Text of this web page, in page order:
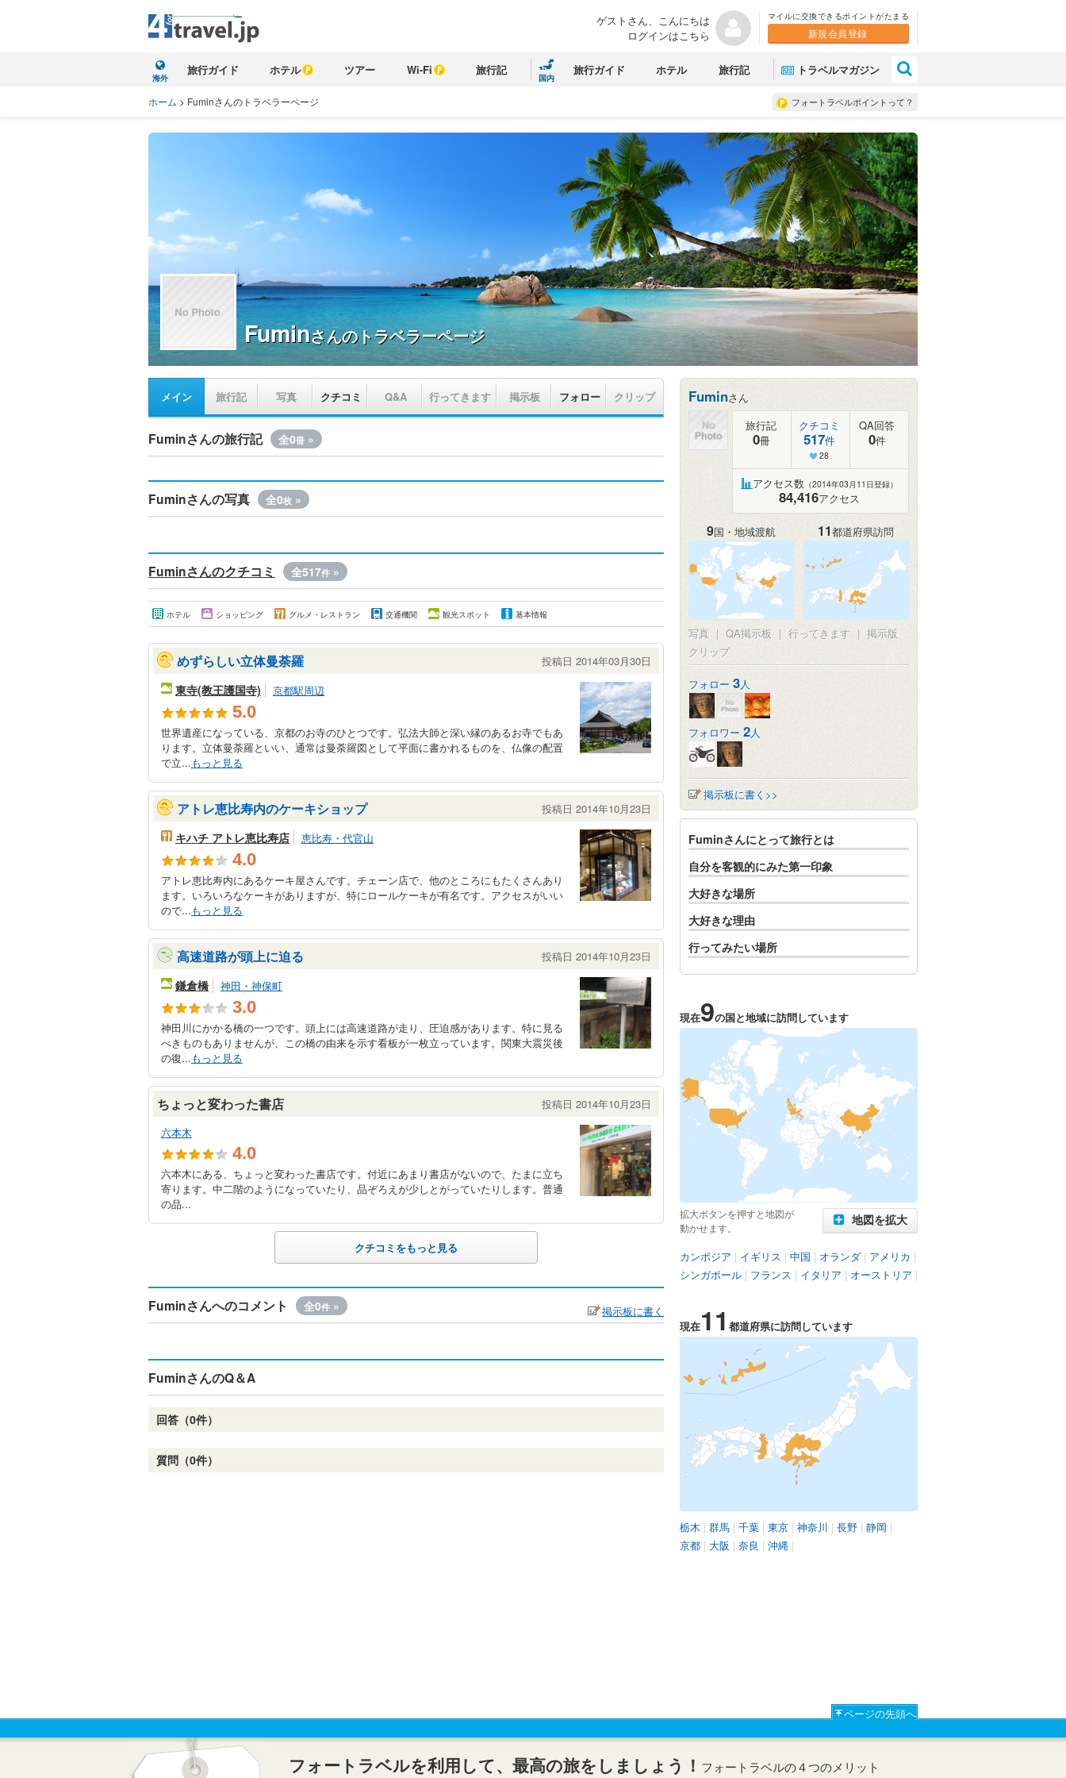
ゲストさん、こんにちは
ログインはこちら
マイルに交換できるポイントがたまる
新規会員登録
海外
旅行ガイド ホテル ツアー Wi-Fi 旅行記
国内
旅行ガイド ホテル 旅行記 トラベルマガジン
フォートラベルポイントって？
ホーム > Fuminさんのトラベラーページ
Fuminさんのトラベラーページ
メイン 旅行記 写真 クチコミ Q&A 行ってきます 掲示板 フォロー クリップ
Fuminさんの旅行記 全0冊 »
Fuminさんの写真 全0枚 »
Fuminさんのクチコミ 全517件 »
ホテル ショッピング グルメ・レストラン 交通機関 観光スポット 基本情報
めずらしい立体曼荼羅 投稿日 2014年03月30日
東寺(教王護国寺) 京都駅周辺
5.0
世界遺産になっている、京都のお寺のひとつです。弘法大師と深い縁のあるお寺でもあ
ります。立体曼荼羅といい、通常は曼荼羅図として平面に書かれるものを、仏像の配置
で立...もっと見る
アトレ恵比寿内のケーキショップ 投稿日 2014年10月23日
キハチ アトレ恵比寿店 恵比寿・代官山
4.0
アトレ恵比寿内にあるケーキ屋さんです。チェーン店で、他のところにもたくさんあり
ます。いろいろなケーキがありますが、特にロールケーキが有名です。アクセスがいい
ので...もっと見る
高速道路が頭上に迫る 投稿日 2014年10月23日
鎌倉橋 神田・神保町
3.0
神田川にかかる橋の一つです。頭上には高速道路が走り、圧迫感があります。特に見る
べきものもありませんが、この橋の由来を示す看板が一枚立っています。関東大震災後
の復...もっと見る
ちょっと変わった書店
投稿日 2014年10月23日
六本木
4.0
六本木にある、ちょっと変わった書店です。付近にあまり書店がないので、たまに立ち
寄ります。中二階のようになっていたり、品ぞろえが少しとがっていたりします。普通
の品...
クチコミをもっと見る
Fuminさんへのコメント 全0件 » 掲示板に書く
FuminさんのQ＆A
回答（0件）
質問（0件）
Fuminさん
旅行記
0冊
クチコミ
517件
28
QA回答
0件
アクセス数 （2014年03月11日登録）
84,416アクセス
9国・地域渡航 11都道府県訪問
写真 | QA掲示板 | 行ってきます | 掲示版
クリップ
フォロー 3人
フォロワー 2人
掲示板に書く>>
Fuminさんにとって旅行とは
自分を客観的にみた第一印象
大好きな場所
大好きな理由
行ってみたい場所
現在9の国と地域に訪問しています
拡大ボタンを押すと地図が
動かせます。
地図を拡大
カンボジア | イギリス | 中国 | オランダ | アメリカ |
シンガポール | フランス | イタリア | オーストリア |
現在11 都道府県に訪問しています
栃木 | 群馬 | 千葉 | 東京 | 神奈川 | 長野 | 静岡 |
京都 | 大阪 | 奈良 | 沖縄 |
ページの先頭へ
フォートラベルを利用して、最高の旅をしましょう！ フォートラベルの４つのメリット